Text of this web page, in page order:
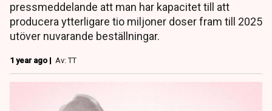
pressmeddelande att man har kapacitet till att
producera ytterligare tio miljoner doser fram till 2025
utöver nuvarande beställningar.
1 year ago | Av: TT